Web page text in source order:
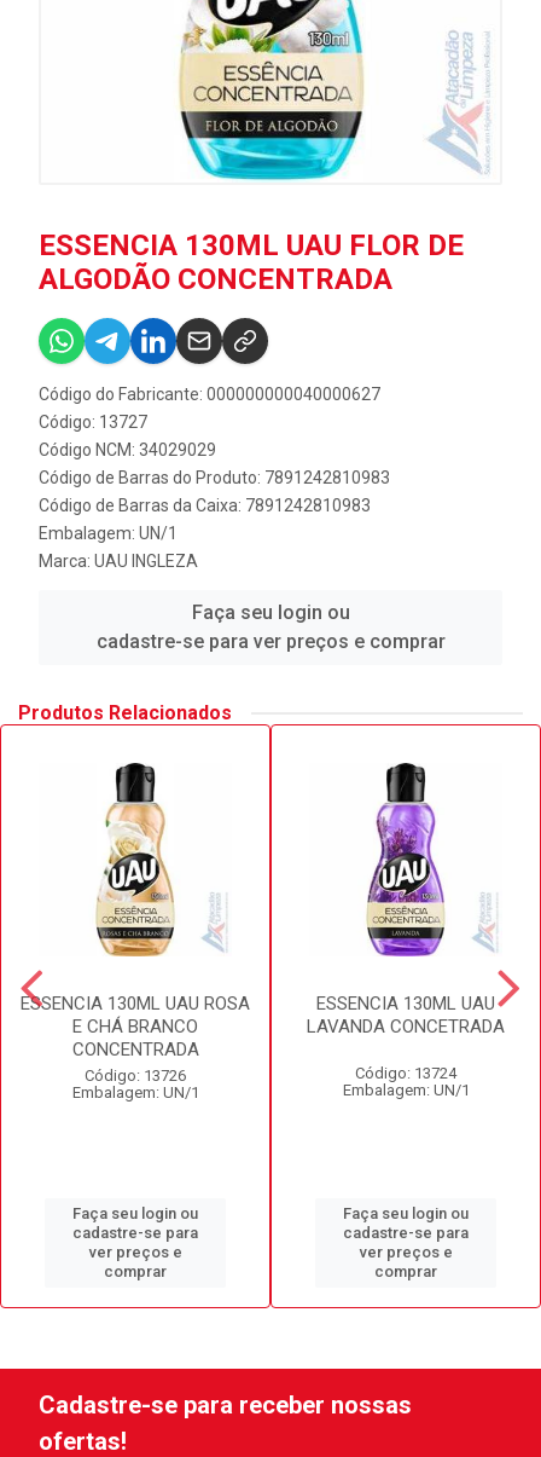
ESSENCIA 130ML UAU FLOR DE
ALGODÃO CONCENTRADA
Código do Fabricante: 000000000040000627
Código: 13727
Código NCM: 34029029
Código de Barras do Produto: 7891242810983
Código de Barras da Caixa: 7891242810983
Embalagem: UN/1
Marca: UAU INGLEZA
Faça seu login ou
cadastre-se para ver preços e comprar
Produtos Relacionados
ESSENCIA 130ML UAU ROSA
E CHÁ BRANCO
CONCENTRADA
Código: 13726
Embalagem: UN/1
Faça seu login ou
cadastre-se para
ver preços e
comprar
ESSENCIA 130ML UAU
LAVANDA CONCETRADA
Código: 13724
Embalagem: UN/1
Faça seu login ou
cadastre-se para
ver preços e
comprar
Cadastre-se para receber nossas
ofertas!